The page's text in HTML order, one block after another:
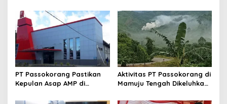
n
Berjuang Lewati Masa Kritis
PT Passokorang Pastikan
Kepulan Asap AMP di
Teknis dan Langsung
Aktivitas PT Passokorang di
Mamuju Tengah Dikeluhkan,
hingga Picu Banjir